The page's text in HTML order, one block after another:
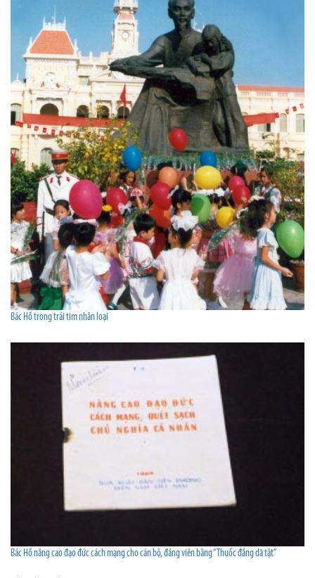
Bác Hồ trong trái tim nhân loại
Bác Hồ nâng cao đạo đức cách mạng cho cán bộ, đảng viên bằng “Thuốc đắng dã tật”